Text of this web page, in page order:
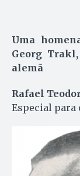
Uma
Georg
alemã
Rafael
Especial para